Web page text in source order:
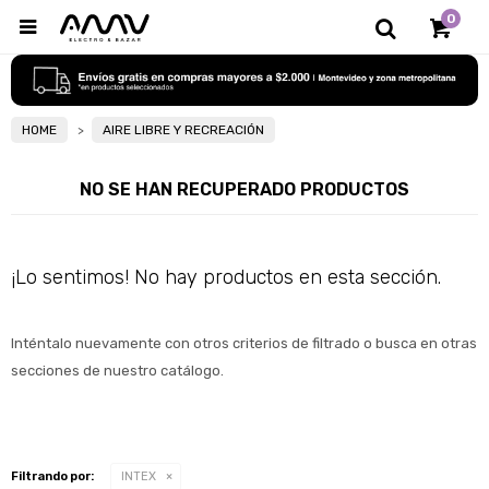
0

HOME AIRE LIBRE Y RECREACIÓN
NO SE HAN RECUPERADO PRODUCTOS
¡Lo sentimos! No hay productos en esta sección.
Inténtalo nuevamente con otros criterios de filtrado o busca en otras
secciones de nuestro catálogo.
Filtrando por: INTEX